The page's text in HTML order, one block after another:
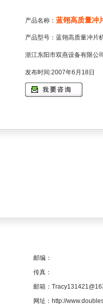
产品名称： 蓝翎高质量冲
产品型号：蓝翎高质量冲片
浙江东阳市双燕设备有限公
发布时间:2007年6月18日
邮编：
传真：
邮箱：
网址： http://